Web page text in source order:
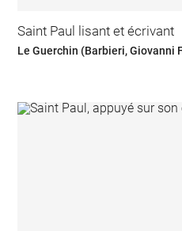
Saint Paul lisant et écrivant
Le Guerchin (Barbieri, Giovanni